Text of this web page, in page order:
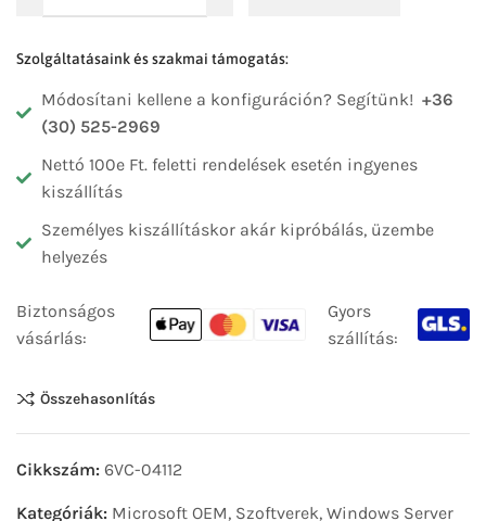
Szolgáltatásaink és szakmai támogatás:
Módosítani kellene a konfiguráción? Segítünk! +36
(30) 525-2969
Nettó 100e Ft. feletti rendelések esetén ingyenes
kiszállítás
Személyes kiszállításkor akár kipróbálás, üzembe
helyezés
Biztonságos
vásárlás:
Gyors
szállítás:
Összehasonlítás
Cikkszám: 6VC-04112
Kategóriák: Microsoft OEM, Szoftverek, Windows Server